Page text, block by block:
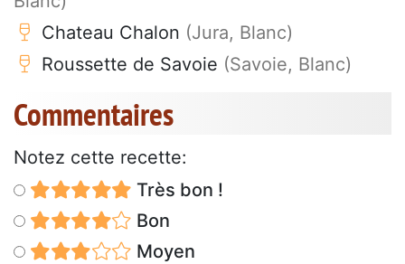
Chateau Chalon (Jura, Blanc)
Roussette de Savoie (Savoie, Blanc)
Commentaires
Notez cette recette:
Très bon !
Bon
Moyen